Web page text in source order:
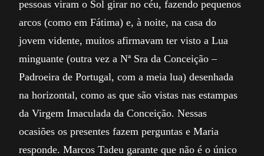
pessoas viram o Sol girar no céu, fazendo pequenos
arcos (como em Fátima) e, à noite, na casa do
jovem vidente, muitos afirmavam ter visto a Lua
minguante (outra vez a Nª Sra da Conceição –
Padroeira de Portugal, com a meia lua) desenhada
na horizontal, como as que são vistas nas estampas
da Virgem Imaculada da Conceição. Nessas
ocasiões os presentes fazem perguntas e Maria
responde. Marcos Tadeu garante que não é o único